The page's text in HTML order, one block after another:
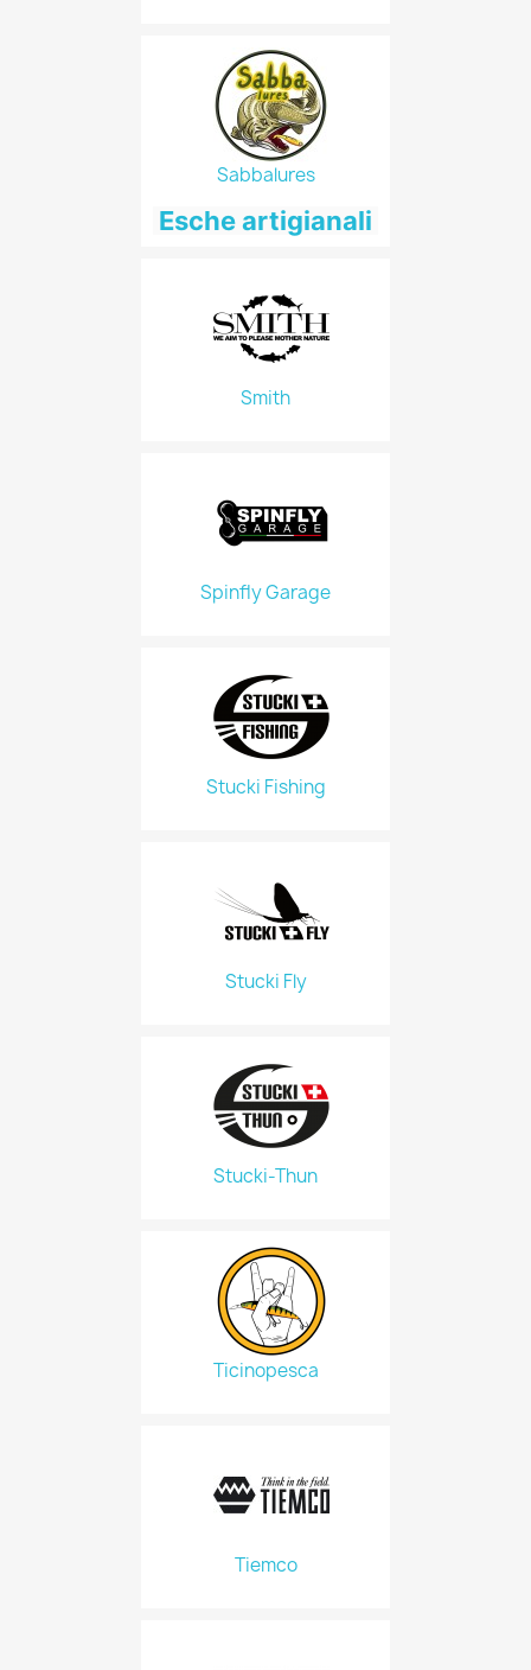
Sabbalures
Esche artigianali
Smith
Spinfly Garage
Stucki Fishing
Stucki Fly
Stucki-Thun
Ticinopesca
Tiemco